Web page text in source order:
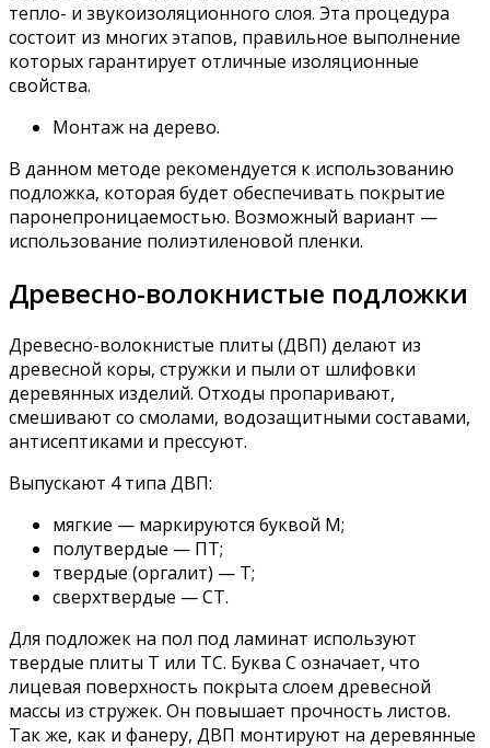
тепло- и звукоизоляционного слоя. Эта процедура
состоит из многих этапов, правильное выполнение
которых гарантирует отличные изоляционные
свойства.
Монтаж на дерево.
В данном методе рекомендуется к использованию
подложка, которая будет обеспечивать покрытие
паронепроницаемостью. Возможный вариант —
использование полиэтиленовой пленки.
Древесно-волокнистые подложки
Древесно-волокнистые плиты (ДВП) делают из
древесной коры, стружки и пыли от шлифовки
деревянных изделий. Отходы пропаривают,
смешивают со смолами, водозащитными составами,
антисептиками и прессуют.
Выпускают 4 типа ДВП:
мягкие — маркируются буквой М;
полутвердые — ПТ;
твердые (оргалит) — Т;
сверхтвердые — СТ.
Для подложек на пол под ламинат используют
твердые плиты Т или ТС. Буква С означает, что
лицевая поверхность покрыта слоем древесной
массы из стружек. Он повышает прочность листов.
Так же, как и фанеру, ДВП монтируют на деревянные